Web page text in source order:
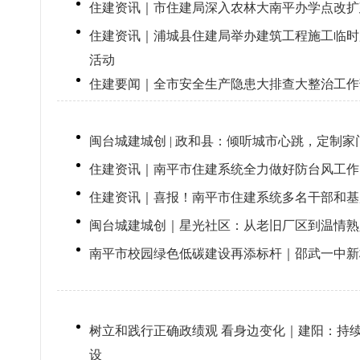
住建资讯｜市住建局深入农林大南平办学点改
住建资讯｜浦城县住建局举办建筑工程施工临
活动
住建要闻｜全市安全生产隐患大排查大整治工
闽台城建城创 | 政和县：倾听城市心跳，定制家
住建资讯｜南平市住建系统全力做好防台风工作
住建资讯｜喜报！南平市住建系统多名干部和
闽台城建城创｜星光社区：从老旧厂区到温情
南平市校园绿色低碳建设再添标杆｜邵武一中
树立和践行正确政绩观 看身边变化｜建阳：持
设